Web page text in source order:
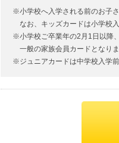
※小学校へ入学される前のお子
なお、キッズカードは小学校
※小学校ご卒業年の2月1日以降
一般の家族会員カードとなりま
※ジュニアカードは中学校入学